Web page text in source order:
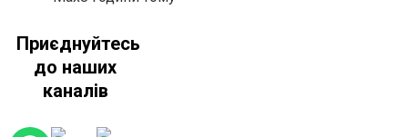
Приєднуйтесь
до наших
каналів